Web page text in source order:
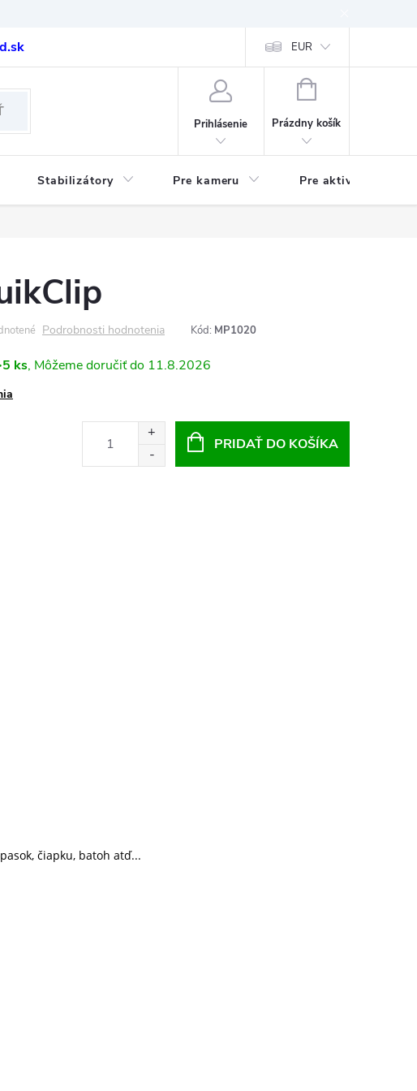
EUR
Prihlásenie
NÁKUPNÝ
Prázdny košík
Stabilizátory Pre kameru Pre aktivitu
Podrobnosti hodnotenia Kód: MP1020
ks 11.8.2026
PRIDAŤ DO KOŠÍKA
čiapku, batoh atď...